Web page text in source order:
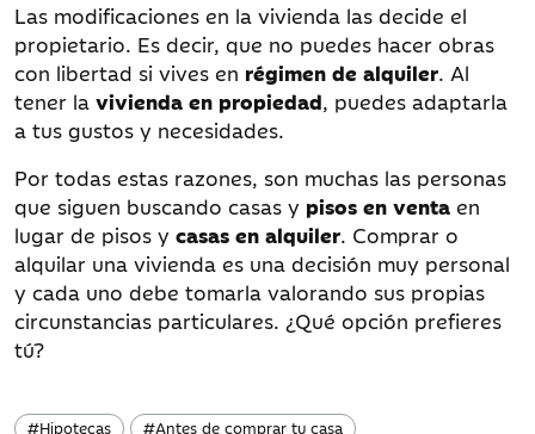
Las modificaciones en la vivienda las decide el
propietario. Es decir, que no puedes hacer obras
con libertad si vives en régimen de alquiler. Al
tener la vivienda en propiedad, puedes adaptarla
a tus gustos y necesidades.
Por todas estas razones, son muchas las personas
que siguen buscando casas y pisos en venta en
lugar de pisos y casas en alquiler. Comprar o
alquilar una vivienda es una decisión muy personal
y cada uno debe tomarla valorando sus propias
circunstancias particulares. ¿Qué opción prefieres
tú?
Hipotecas
# Antes de comprar tu casa
#